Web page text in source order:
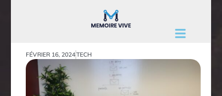
FÉVRIER 16, 2024TECH